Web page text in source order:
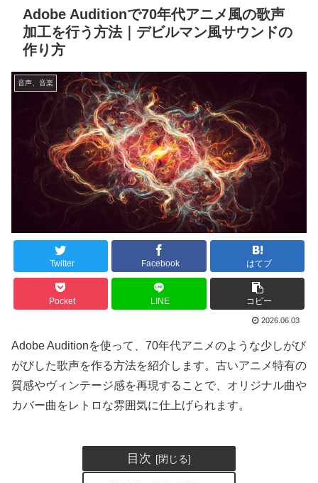
Adobe Auditionで70年代アニメ風の歌声
加工を行う方法｜デビルマン風サウンドの
作り方
音声、音楽
Twitter Facebook はてブ
Pocket LINE コピー
2026.06.03
Adobe Auditionを使って、70年代アニメのような少しがび
がびした歌声を作る方法を紹介します。古いアニメ特有の
質感やヴィンテージ感を再現することで、オリジナル曲や
カバー曲をレトロな雰囲気に仕上げられます。
目次